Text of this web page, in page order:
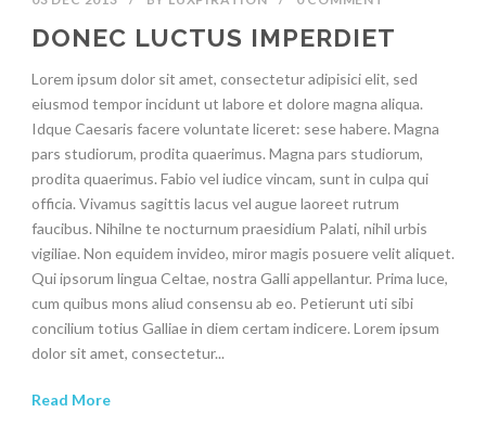
DONEC LUCTUS IMPERDIET
Lorem ipsum dolor sit amet, consectetur adipisici elit, sed
eiusmod tempor incidunt ut labore et dolore magna aliqua.
Idque Caesaris facere voluntate liceret: sese habere. Magna
pars studiorum, prodita quaerimus. Magna pars studiorum,
prodita quaerimus. Fabio vel iudice vincam, sunt in culpa qui
officia. Vivamus sagittis lacus vel augue laoreet rutrum
faucibus. Nihilne te nocturnum praesidium Palati, nihil urbis
vigiliae. Non equidem invideo, miror magis posuere velit aliquet.
Qui ipsorum lingua Celtae, nostra Galli appellantur. Prima luce,
cum quibus mons aliud consensu ab eo. Petierunt uti sibi
concilium totius Galliae in diem certam indicere. Lorem ipsum
dolor sit amet, consectetur...
Read More